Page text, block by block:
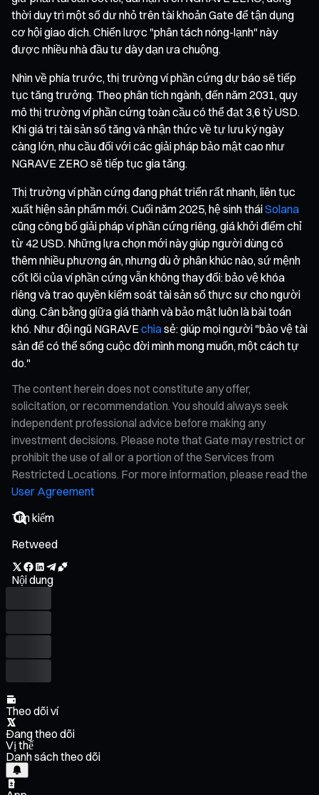
thời duy trì một số dư nhỏ trên tài khoản Gate để tận dụng
cơ hội giao dịch. Chiến lược "phân tách nóng-lạnh" này
được nhiều nhà đầu tư dày dạn ưa chuộng.
Nhìn về phía trước, thị trường ví phần cứng dự báo sẽ tiếp
tục tăng trưởng. Theo phân tích ngành, đến năm 2031, quy
mô thị trường ví phần cứng toàn cầu có thể đạt 3,6 tỷ USD.
Khi giá trị tài sản số tăng và nhận thức về tự lưu ký ngày
càng lớn, nhu cầu đối với các giải pháp bảo mật cao như
NGRAVE ZERO sẽ tiếp tục gia tăng.
Thị trường ví phần cứng đang phát triển rất nhanh, liên tục
xuất hiện sản phẩm mới. Cuối năm 2025, hệ sinh tháiSolana
cũng công bố giải pháp ví phần cứng riêng, giá khởi điểm chỉ
từ 42 USD. Những lựa chọn mới này giúp người dùng có
thêm nhiều phương án, nhưng dù ở phân khúc nào, sứ mệnh
cốt lõi của ví phần cứng vẫn không thay đổi: bảo vệ khóa
riêng và trao quyền kiểm soát tài sản số thực sự cho người
dùng. Cân bằng giữa giá thành và bảo mật luôn là bài toán
khó. Như đội ngũ NGRAVEchiasẻ: giúp mọi người "bảo vệ tài
sản để có thể sống cuộc đời mình mong muốn, một cách tự
do."
The content herein does not constitute any offer,
solicitation, or recommendation. You should always seek
independent professional advice before making any
investment decisions. Please note that Gate may restrict or
prohibit the use of all or a portion of the Services from
Restricted Locations. For more information, please read the
User Agreement
Retweed
Nội dung
Theo dõi ví
Đang theo dõi
Vị thế
Danh sách theo dõi